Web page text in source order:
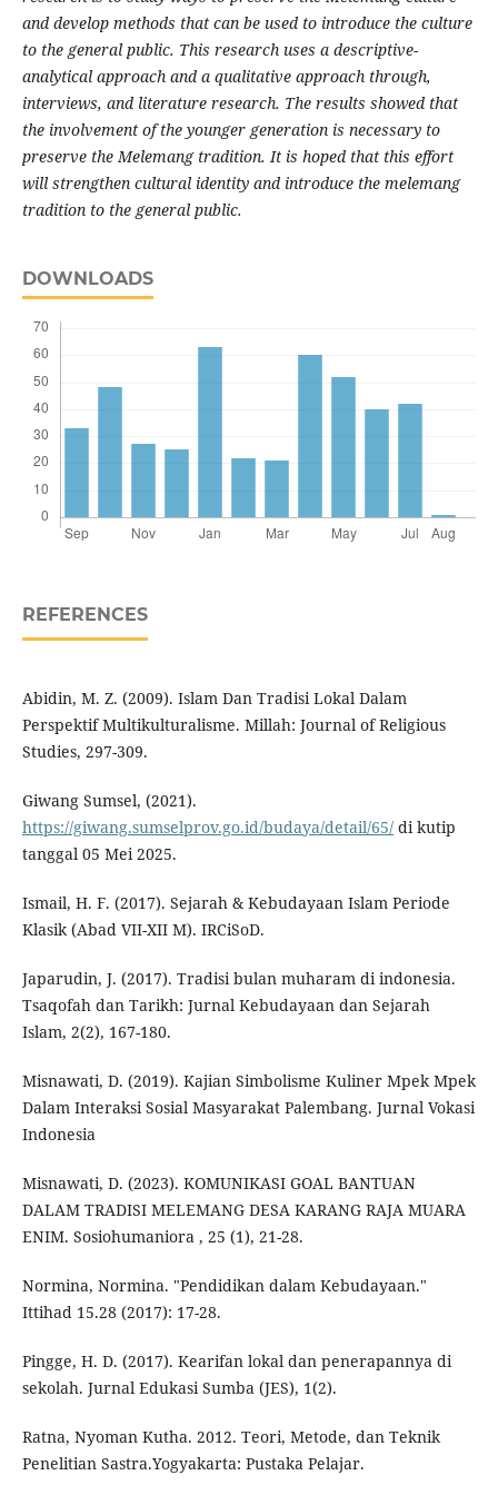
and develop methods that can be used to introduce the culture
to the general public. This research uses a descriptive-
analytical approach and a qualitative approach through,
interviews, and literature research. The results showed that
the involvement of the younger generation is necessary to
preserve the Melemang tradition. It is hoped that this effort
will strengthen cultural identity and introduce the melemang
tradition to the general public.
DOWNLOADS
REFERENCES
Abidin, M. Z. (2009). Islam Dan Tradisi Lokal Dalam
Perspektif Multikulturalisme. Millah: Journal of Religious
Studies, 297-309.
Giwang Sumsel, (2021).
https://giwang.sumselprov.go.id/budaya/detail/65/di kutip
tanggal 05 Mei 2025.
Ismail, H. F. (2017). Sejarah & Kebudayaan Islam Periode
Klasik (Abad VII-XII M). IRCiSoD.
Japarudin, J. (2017). Tradisi bulan muharam di indonesia.
Tsaqofah dan Tarikh: Jurnal Kebudayaan dan Sejarah
Islam, 2(2), 167-180.
Misnawati, D. (2019). Kajian Simbolisme Kuliner Mpek Mpek
Dalam Interaksi Sosial Masyarakat Palembang. Jurnal Vokasi
Indonesia
Misnawati, D. (2023). KOMUNIKASI GOAL BANTUAN
DALAM TRADISI MELEMANG DESA KARANG RAJA MUARA
ENIM. Sosiohumaniora , 25 (1), 21-28.
Normina, Normina. "Pendidikan dalam Kebudayaan."
Ittihad 15.28 (2017): 17-28.
Pingge, H. D. (2017). Kearifan lokal dan penerapannya di
sekolah. Jurnal Edukasi Sumba (JES), 1(2).
Ratna, Nyoman Kutha. 2012. Teori, Metode, dan Teknik
Penelitian Sastra.Yogyakarta: Pustaka Pelajar.